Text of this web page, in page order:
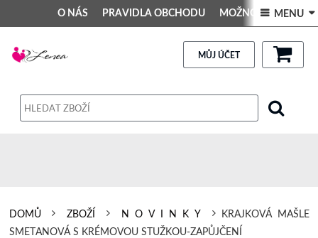
O NÁS PRAVIDLA OBCHODU MOŽNOSTI PLATBY
DEKORACE DO INTERIÉRU Kontakt GALERIE
 MENU 
MŮJ ÚČET
DOMŮ ZBOŽÍ N O V I N K Y
KRAJKOVÁ MAŠLE
SMETANOVÁ S KRÉMOVOU STUŽKOU-ZAPŮJČENÍ